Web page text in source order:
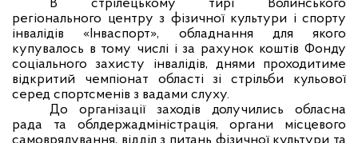
В стрілецькому тирі Волинського
регіонального центру з фізичної культури і спорту
інвалідів «Інваспорт», обладнання для якого
купувалось в тому числі і за рахунок коштів Фонду
соціального захисту інвалідів, днями проходитиме
відкритий чемпіонат області зі стрільби кульової
серед спортсменів з вадами слуху.
До організації заходів долучились обласна
рада та облдержадміністрація, органи місцевого